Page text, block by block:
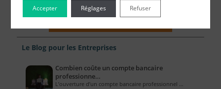
Le Blog pour les Entreprises
Combien coûte un compte bancaire
professionne…
L’ouverture d’un compte bancaire professionnel …
Accepter Refuser
Réglages